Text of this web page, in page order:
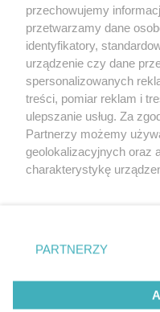
eksploatacji w jakiejkolwiek
Internecie bez pisemnej
lub wykorzystanie utworów w
prawa, tzn. bez właściwej
może być ścigane prawnie.
przechowujemy
przetwarzamy dane
identyfikatory,
urządzenie czy dane
spersonalizowanych
treści, pomiar reklam i
ulepszanie usług. Za
Partnerzy możemy
geolokalizacyjnych oraz
charakterystykę
zmienić/wycofać
znajdujący się w lewym
rodzaje przetwarzania
użytkownika, ale masz
PARTNERZY